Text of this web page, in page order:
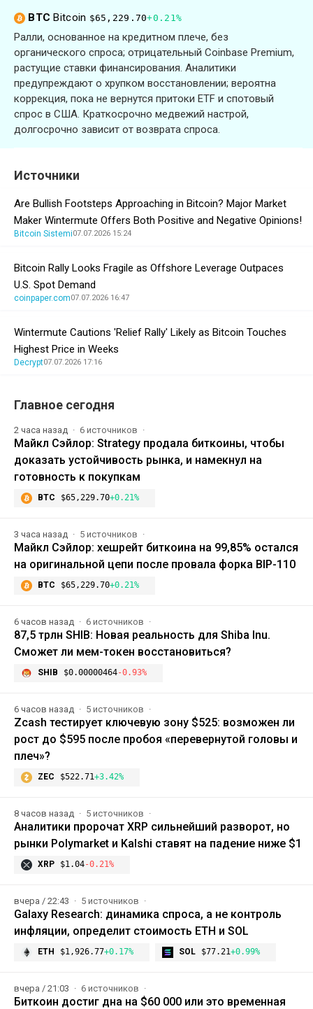
BTCBitcoin $65,229.70+0.21%
Ралли, основанное на кредитном плече, без
органического спроса; отрицательный Coinbase Premium,
растущие ставки финансирования. Аналитики
предупреждают о хрупком восстановлении; вероятна
коррекция, пока не вернутся притоки ETF и спотовый
спрос в США. Краткосрочно медвежий настрой,
долгосрочно зависит от возврата спроса.
Источники
Are Bullish Footsteps Approaching in Bitcoin? Major Market
Maker Wintermute Offers Both Positive and Negative Opinions!
Bitcoin Sistemi07.07.2026 15:24
Bitcoin Rally Looks Fragile as Offshore Leverage Outpaces
U.S. Spot Demand
coinpaper.com07.07.2026 16:47
Wintermute Cautions 'Relief Rally' Likely as Bitcoin Touches
Highest Price in Weeks
Decrypt07.07.2026 17:16
Главное сегодня
2 часа назад 6 источников
Майкл Сэйлор: Strategy продала биткоины, чтобы
доказать устойчивость рынка, и намекнул на
готовность к покупкам
BTC $65,229.70+0.21%
3 часа назад 5 источников
Майкл Сэйлор: хешрейт биткоина на 99,85% остался
на оригинальной цепи после провала форка BIP-110
BTC $65,229.70+0.21%
6 часов назад 6 источников
87,5 трлн SHIB: Новая реальность для Shiba Inu.
Сможет ли мем-токен восстановиться?
SHIB $0.00000464-0.93%
6 часов назад 5 источников
Zcash тестирует ключевую зону $525: возможен ли
рост до $595 после пробоя «перевернутой головы и
плеч»?
ZEC $522.71+3.42%
8 часов назад 5 источников
Аналитики пророчат XRP сильнейший разворот, но
рынки Polymarket и Kalshi ставят на падение ниже $1
XRP $1.04-0.21%
вчера / 22:43 5 источников
Galaxy Research: динамика спроса, а не контроль
инфляции, определит стоимость ETH и SOL
ETH $1,926.77+0.17% SOL $77.21+0.99%
вчера / 21:03 6 источников
Биткоин достиг дна на $60 000 или это временная